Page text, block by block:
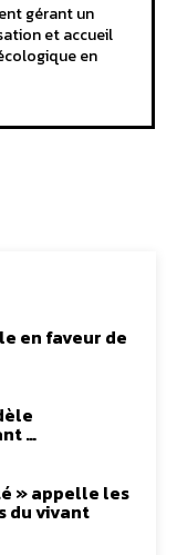
gérant un
et accueil
en
en faveur de
…
» appelle les
du vivant